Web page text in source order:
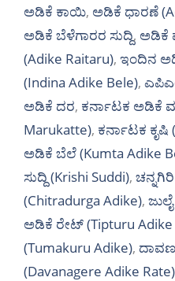
ಅಡಿಕೆ ಕಾಯಿ, ಅಡಿಕೆ ಧಾರಣೆ
ಅಡಿಕೆ ಬೆಳೆಗಾರರ ಸುದ್ದಿ, ಅಡಿಕೆ
(Adike Raitaru), ಇಂದಿನ
(Indina Adike Bele),
ಅಡಿಕೆ ದರ, ಕರ್ನಾಟಕ ಅಡಿಕೆ
Marukatte), ಕರ್ನಾಟಕ ಕೃಷಿ
ಅಡಿಕೆ ಬೆಲೆ (Kumta Adike
ಸುದ್ದಿ (Krishi Suddi),
(Chitradurga Adike),
ಅಡಿಕೆ ರೇಟ್ (Tipturu Adike
(Tumakuru Adike),
(Davanagere Adike Rate)